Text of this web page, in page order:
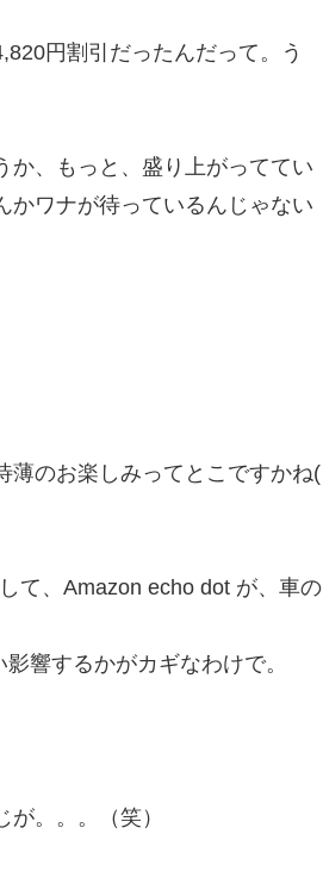
円割引だったんだって。う
か、もっと、盛り上がっててい
かワナが待っているんじゃない
薄のお楽しみってとこですかね(
て、Amazon echo dot が、車の
響するかがカギなわけで。
。。。（笑）